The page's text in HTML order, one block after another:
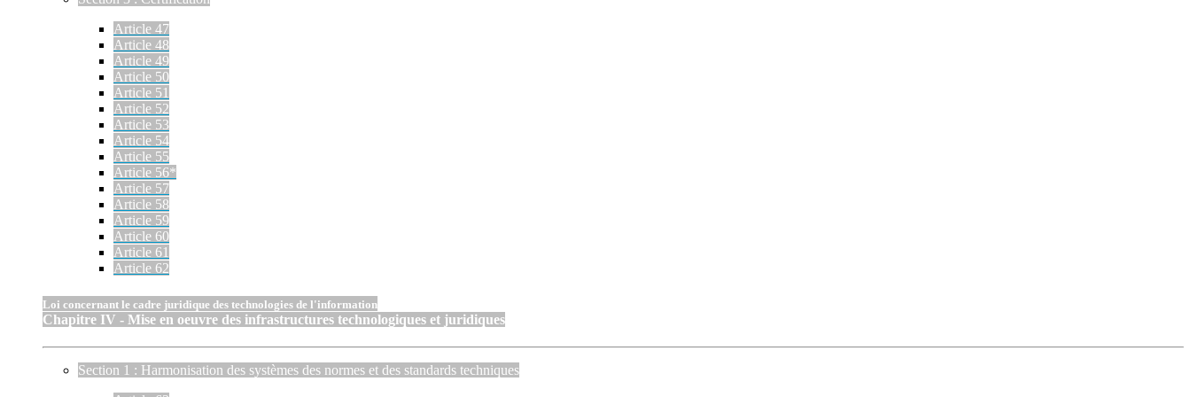
Article 47
Article 48
Article 49
Article 50
Article 51
Article 52
Article 53
Article 54
Article 55
Article 56*
Article 57
Article 58
Article 59
Article 60
Article 61
Article 62
Loi concernant le cadre juridique des technologies de l'information
Chapitre IV - Mise en oeuvre des infrastructures technologiques et juridiques
Section 1 : Harmonisation des systèmes des normes et des standards techniques